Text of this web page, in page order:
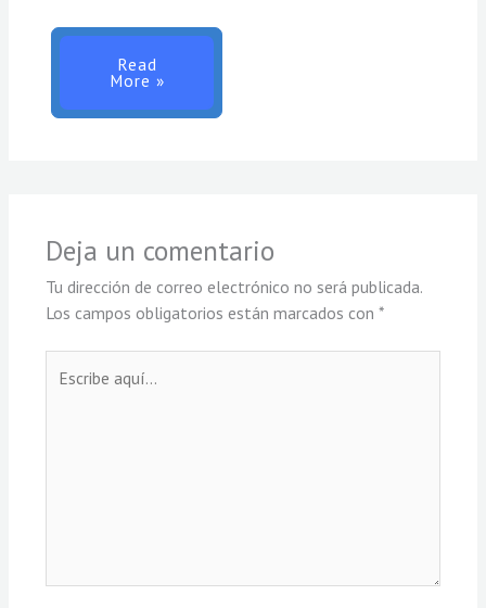
Read
More »
Deja un comentario
Tu dirección de correo electrónico no será publicada.
Los campos obligatorios están marcados con *
aquí...